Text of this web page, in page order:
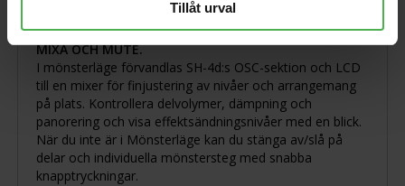
Tillåt urval
MIXA OCH MUTE.
I mönsterläge förvandlas SH-4d:s OSC-sektion och LCD
till en mixer för finjustering av nivåer och arrangemang
på plats. Kontrollera delvolymer, dämpning och
panorering och visa effektsändningsnivåer med en blick.
När du inte är i Mönsterläge kan du stänga av/slå på
delar och individuella mönstersteg med snabba
knapptryckningar.